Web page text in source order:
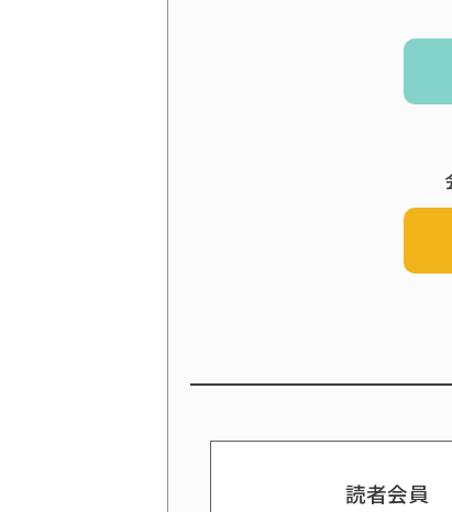
読者会員